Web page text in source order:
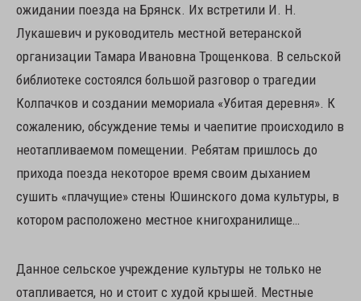
ожидании поезда на Брянск. Их встретили И. Н.
Лукашевич и руководитель местной ветеранской
организации Тамара Ивановна Трощенкова. В сельской
библиотеке состоялся большой разговор о трагедии
Колпачков и создании мемориала «Убитая деревня». К
сожалению, обсуждение темы и чаепитие происходило в
неотапливаемом помещении. Ребятам пришлось до
прихода поезда некоторое время своим дыханием
сушить «плачущие» стены Юшинского дома культуры, в
котором расположено местное книгохранилище…
Данное сельское учреждение культуры не только не
отапливается, но и стоит с худой крышей. Местные